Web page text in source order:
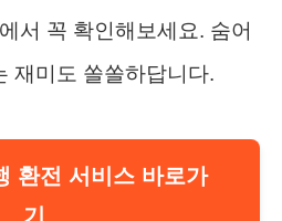
서 꼭 확인해보세요. 숨어
재미도 쏠쏠하답니다.
환전 서비스 바로가
기